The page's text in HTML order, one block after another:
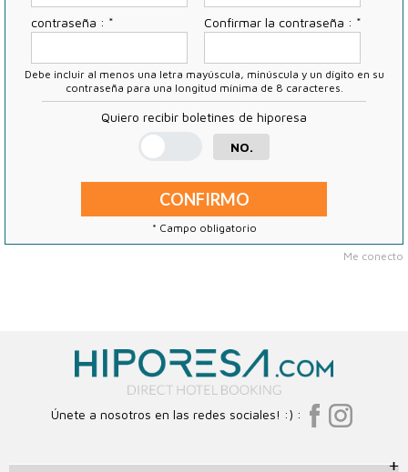
contraseña : * Confirmar la contraseña : *
Debe incluir al menos una letra mayúscula, minúscula y un dígito en su
contraseña para una longitud mínima de 8 caracteres.
Quiero recibir boletines de hiporesa
NO.
* Campo obligatorio
Me conecto
Únete a nosotros en las redes sociales! :) :